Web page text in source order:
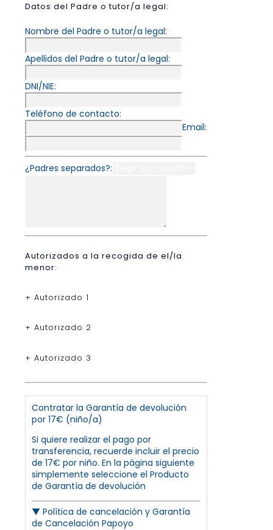
Datos del Padre o tutor/a legal:
Nombre del Padre o tutor/a legal:
Apellidos del Padre o tutor/a legal:
DNI/NIE:
Teléfono de contacto:
Email:
¿Padres separados?:
Autorizados a la recogida de el/la
menor:
+ Autorizado 1
+ Autorizado 2
+ Autorizado 3
Contratar la Garantía de devolución
por 17€ (niño/a)
Si quiere realizar el pago por
transferencia, recuerde incluir el precio
de 17€ por niño. En la página siguiente
simplemente seleccione el Producto
de Garantía de devolución
▼ Política de cancelación y Garantía
de Cancelación Papoyo